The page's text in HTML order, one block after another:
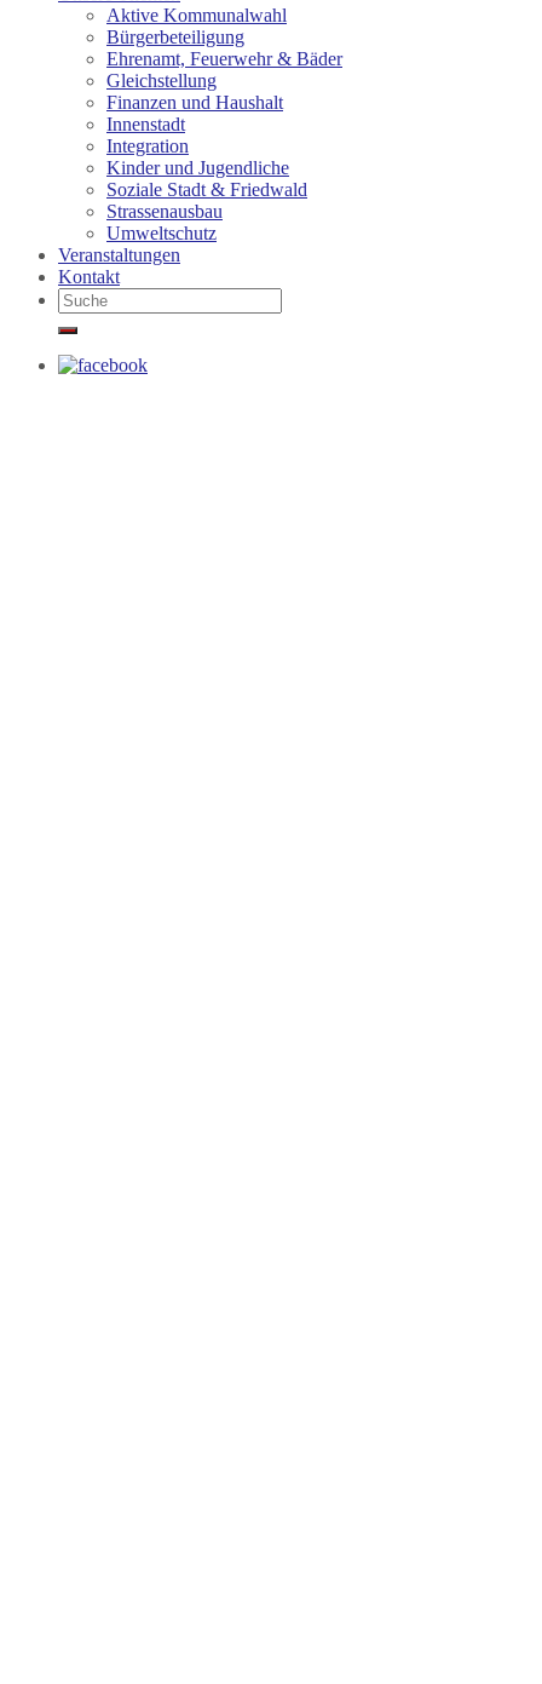
Aktive Kommunalwahl
Bürgerbeteiligung
Ehrenamt, Feuerwehr & Bäder
Gleichstellung
Finanzen und Haushalt
Innenstadt
Integration
Kinder und Jugendliche
Soziale Stadt & Friedwald
Strassenausbau
Umweltschutz
Veranstaltungen
Kontakt